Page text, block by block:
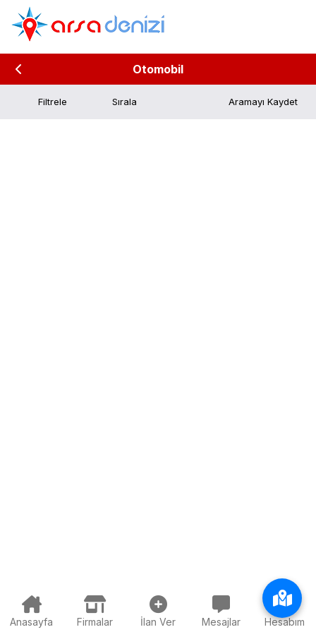
Otomobil
Filtrele Aramayı Kaydet
Anasayfa Firmalar İlan Ver Mesajlar Hesabım